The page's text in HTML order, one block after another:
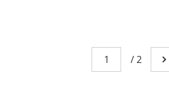
Sivu
You're currently
/2